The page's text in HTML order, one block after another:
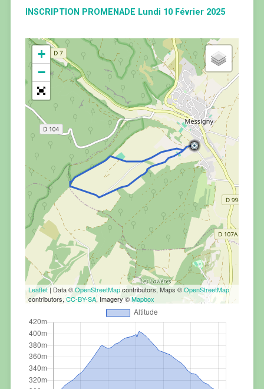
INSCRIPTION PROMENADE Lundi 10 Février 2025
+
−
Leaflet| Data ©OpenStreetMapcontributors, Maps ©OpenStreetMap
contributors,CC-BY-SA, Imagery ©Mapbox